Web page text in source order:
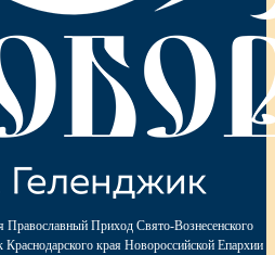
Православный Приход Свято-Вознесенского
края Новороссийской Епархии